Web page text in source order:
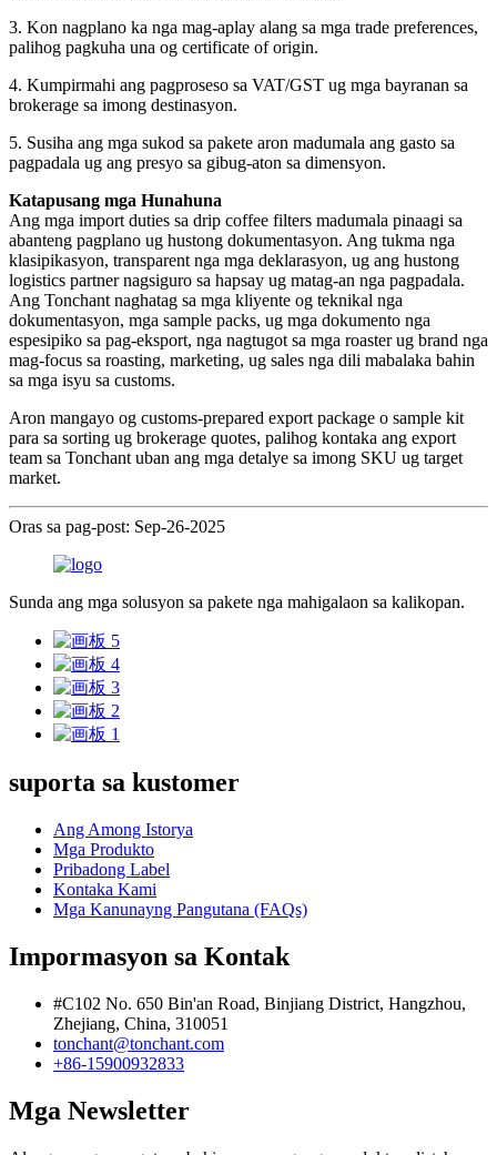
3. Kon nagplano ka nga mag-aplay alang sa mga trade preferences,
palihog pagkuha una og certificate of origin.
4. Kumpirmahi ang pagproseso sa VAT/GST ug mga bayranan sa
brokerage sa imong destinasyon.
5. Susiha ang mga sukod sa pakete aron madumala ang gasto sa
pagpadala ug ang presyo sa gibug-aton sa dimensyon.
Katapusang mga Hunahuna
Ang mga import duties sa drip coffee filters madumala pinaagi sa
abanteng pagplano ug hustong dokumentasyon. Ang tukma nga
klasipikasyon, transparent nga mga deklarasyon, ug ang hustong
logistics partner nagsiguro sa hapsay ug matag-an nga pagpadala.
Ang Tonchant naghatag sa mga kliyente og teknikal nga
dokumentasyon, mga sample packs, ug mga dokumento nga
espesipiko sa pag-eksport, nga nagtugot sa mga roaster ug brand nga
mag-focus sa roasting, marketing, ug sales nga dili mabalaka bahin
sa mga isyu sa customs.
Aron mangayo og customs-prepared export package o sample kit
para sa sorting ug brokerage quotes, palihog kontaka ang export
team sa Tonchant uban ang mga detalye sa imong SKU ug target
market.
Oras sa pag-post: Sep-26-2025
Sunda ang mga solusyon sa pakete nga mahigalaon sa kalikopan.
suporta sa kustomer
Ang Among Istorya
Mga Produkto
Pribadong Label
Kontaka Kami
Mga Kanunayng Pangutana (FAQs)
Impormasyon sa Kontak
#C102 No. 650 Bin'an Road, Binjiang District, Hangzhou,
Zhejiang, China, 310051
tonchant@tonchant.com
+86-15900932833
Mga Newsletter